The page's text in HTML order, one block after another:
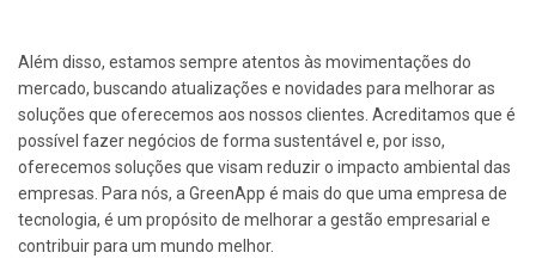
Além disso, estamos sempre atentos às movimentações do
mercado, buscando atualizações e novidades para melhorar as
soluções que oferecemos aos nossos clientes. Acreditamos que é
possível fazer negócios de forma sustentável e, por isso,
oferecemos soluções que visam reduzir o impacto ambiental das
empresas. Para nós, a GreenApp é mais do que uma empresa de
tecnologia, é um propósito de melhorar a gestão empresarial e
contribuir para um mundo melhor.